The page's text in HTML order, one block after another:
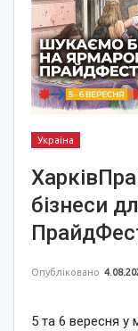
Україна
бізнеси
Опубліковано
5 та 6 вересня у